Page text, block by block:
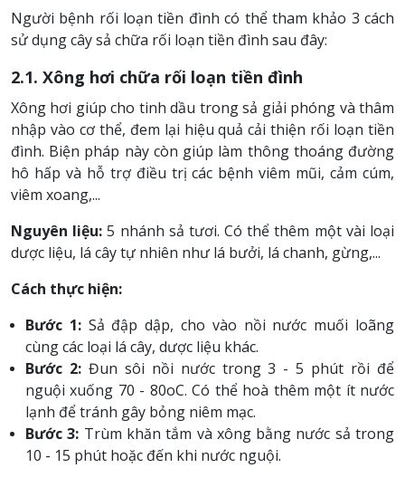
Người bệnh rối loạn tiền đình có thể tham khảo 3 cách
sử dụng cây sả chữa rối loạn tiền đình sau đây:
2.1. Xông hơi chữa rối loạn tiền đình
Xông hơi giúp cho tinh dầu trong sả giải phóng và thâm
nhập vào cơ thể, đem lại hiệu quả cải thiện rối loạn tiền
đình. Biện pháp này còn giúp làm thông thoáng đường
hô hấp và hỗ trợ điều trị các bệnh viêm mũi, cảm cúm,
viêm xoang,...
Nguyên liệu:5 nhánh sả tươi. Có thể thêm một vài loại
dược liệu, lá cây tự nhiên như lá bưởi, lá chanh, gừng,...
Cách thực hiện:
Bước 1:Sả đập dập, cho vào nồi nước muối loãng
cùng các loại lá cây, dược liệu khác.
Bước 2:Đun sôi nồi nước trong 3 - 5 phút rồi để
nguội xuống 70 - 80oC. Có thể hoà thêm một ít nước
lạnh để tránh gây bỏng niêm mạc.
Bước 3: Trùm khăn tắm và xông bằng nước sả trong
10 - 15 phút hoặc đến khi nước nguội.